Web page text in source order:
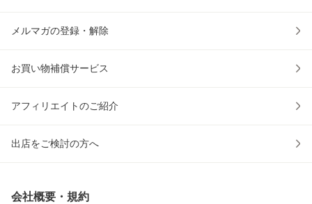
メルマガの登録・解除
お買い物補償サービス
アフィリエイトのご紹介
出店をご検討の方へ
会社概要・規約